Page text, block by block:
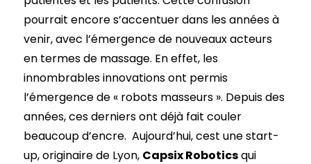
pourrait encore s’accentuer dans les années à
venir, avec l’émergence de nouveaux acteurs
en termes de massage. En effet, les
innombrables innovations ont permis
l’émergence de « robots masseurs ». Depuis des
années, ces derniers ont déjà fait couler
beaucoup d’encre. Aujourd’hui, cest une start-
up, originaire de Lyon, Capsix Roboticsqui